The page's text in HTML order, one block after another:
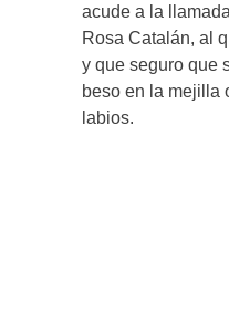
acude a la
Rosa Catalán, al
y que seguro que
beso en la mejilla
labios.